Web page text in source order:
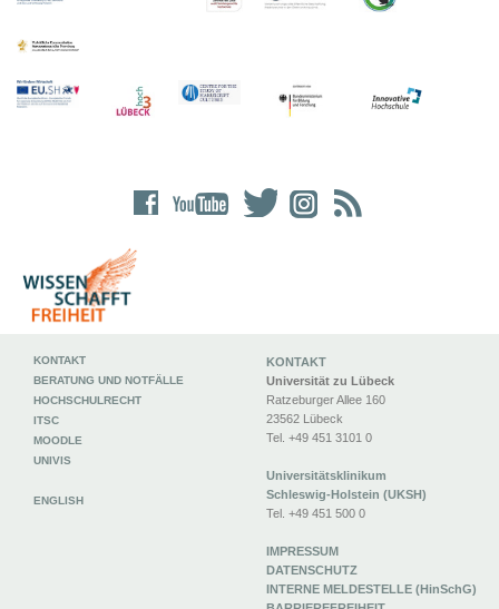
KONTAKT
Universität zu Lübeck
Ratzeburger Allee 160
23562 Lübeck
Tel. +49 451 3101 0
Universitätsklinikum
Schleswig-Holstein (UKSH)
Tel. +49 451 500 0
IMPRESSUM
DATENSCHUTZ
INTERNE MELDESTELLE (HinSchG)
KONTAKT
BERATUNG UND NOTFÄLLE
HOCHSCHULRECHT
ITSC
MOODLE
UNIVIS
ENGLISH